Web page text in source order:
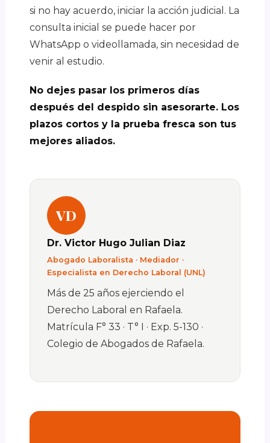
si no hay acuerdo, iniciar la acción judicial. La
consulta inicial se puede hacer por
WhatsApp o videollamada, sin necesidad de
venir al estudio.
No dejes pasar los primeros días
después del despido sin asesorarte. Los
plazos cortos y la prueba fresca son tus
mejores aliados.
VD
Dr. Victor Hugo Julian Diaz
Abogado Laboralista · Mediador ·
Especialista en Derecho Laboral (UNL)
Más de 25 años ejerciendo el
Derecho Laboral en Rafaela.
Matrícula F° 33 · T° I · Exp. 5-130 ·
Colegio de Abogados de Rafaela.